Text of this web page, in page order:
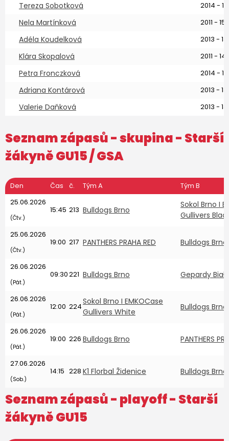
Tereza Sobotková 2014 - 11
Nela Martínková 2011 - 15
Adéla Koudelková 2013 -
Klára Skopalová 2011 - 14
Petra Fronczková 2014 - 11
Adriana Kontárová 2013 -
Valerie Daňková 2013 -
Seznam zápasů - skupina - Starší
žákyně GU15/ GSA
Den Čas č. Tým A
Tým B
25.06.2026
(Čtv.)
15:45 213 Bulldogs Brno
Sokol Brno I
Gullivers
25.06.2026
(Čtv.)
19:00 217 PANTHERS PRAHA RED Bulldogs Brno
26.06.2026
(Pát.)
09:30221 Bulldogs Brno Gepardy
26.06.2026
(Pát.)
12:00 224
Sokol Brno I EMKOCase
Gullivers White
Bulldogs Brno
26.06.2026
(Pát.)
19:00 226 Bulldogs Brno PANTHERS
27.06.2026
(Sob.)
14:15 228 K1 Florbal Židenice Bulldogs Brno
Seznam zápasů - playoff - Starší
žákyně GU15